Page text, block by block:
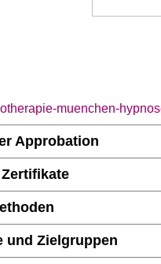
muenchen-
Approbation
und Zielgruppen